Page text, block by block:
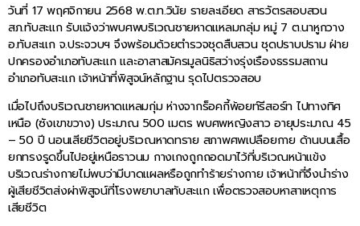
วันที่ 17 พฤศจิกายน 2568 พ.ต.ท.วินัย รายละเอียด สารวัตรสอบสวน
สภ.ทับสะแก รับแจ้งว่าพบศพบริเวณชายหาดแหลมกลุ่ม หมู่ 7 ต.นาหูกวาง
อ.ทับสะแก จ.ประจวบฯ จึงพร้อมด้วยตำรวจชุดสืบสวน ชุดปราบปราม ฝ่าย
ปกครองอำเภอทับสะแก และอาสาสมัครมูลนิธิสว่างรุ่งเรืองธรรมสถาน
อำเภอทับสะแก เจ้าหน้าที่พิสูจน์หลักฐาน รุดไปตรวจสอบ
เมื่อไปถึงบริเวณชายหาดแหลมกุ่ม ห่างจากร็อคกี้พ้อยท์รีสอร์ท ไปทางทิศ
เหนือ (ซังเขาขวาง) ประมาณ 500 เมตร พบศพหญิงสาว อายุประมาณ 45
– 50 ปี นอนเสียชีวิตอยู่บริเวณหาดทราย สภาพศพเปลือยกาย ด้านบนเสื้อ
ยกทรงรูดขึ้นไปอยู่เหนือราวนม กางเกงถูกถอดมาไว้ที่บริเวณหน้าแข้ง
บริเวณร่างกายไม่พบว่ามีบาดแผลหรือถูกทำร้ายร่างกาย เจ้าหน้าที่จึงนำร่าง
ผู้เสียชีวิตส่งผ่าพิสูจน์ที่โรงพยาบาลทับสะแก เพื่อตรวจสอบหาสาเหตุการ
เสียชีวิต